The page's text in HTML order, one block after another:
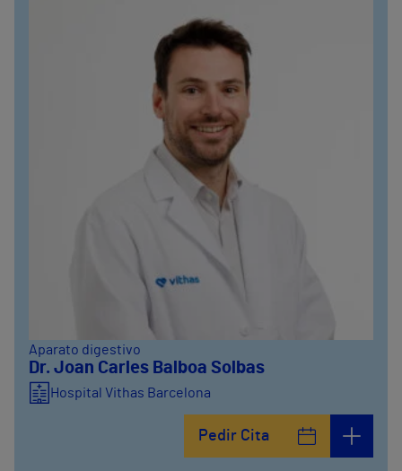
Aparato digestivo
Dr. Joan Carles Balboa Solbas
Hospital Vithas Barcelona
Pedir Cita